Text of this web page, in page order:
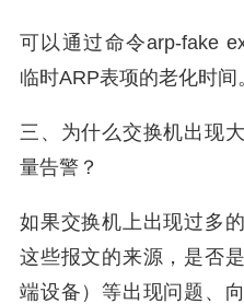
可以通过命令arp-fake
临时ARP表项的老化时间
三、为什么交换机出现
量告警？
如果交换机上出现过多
这些报文的来源，是否
端设备）等出现问题、